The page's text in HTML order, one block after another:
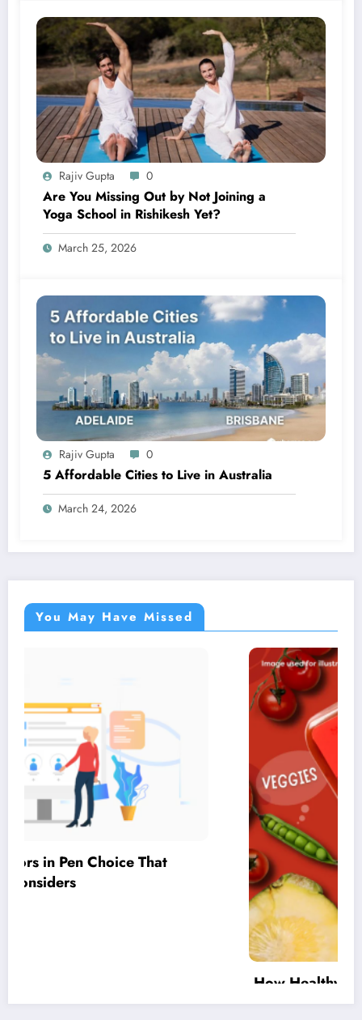
Rajiv Gupta 0
Are You Missing Out by Not Joining a
Yoga School in Rishikesh Yet?
March 25, 2026
Rajiv Gupta 0
5 Affordable Cities to Live in Australia
March 24, 2026
You May Have Missed
How Healthy Tomato Sauce for Children
Supports Everyday Meal Planning